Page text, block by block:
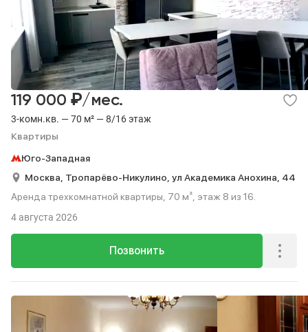
3-комн.кв. — 70 м² — 8/16 этаж
Квартиры
119 000 ₽/мес.
Юго-Западная
Москва, Тропарёво-Никулино, ул Академика Анохина, 44
Аренда трехкомнатной квартиры, 70 м², этаж 8 из 16.
Позвонить
4 августа 2026